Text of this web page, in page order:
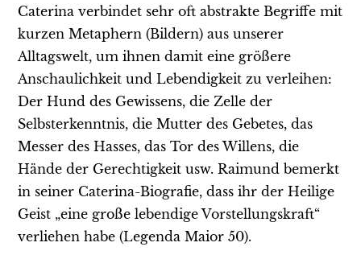
Caterina verbindet sehr oft abstrakte Begriffe mit
kurzen Metaphern (Bildern) aus unserer
Alltagswelt, um ihnen damit eine größere
Anschaulichkeit und Lebendigkeit zu verleihen:
Der Hund des Gewissens, die Zelle der
Selbsterkenntnis, die Mutter des Gebetes, das
Messer des Hasses, das Tor des Willens, die
Hände der Gerechtigkeit usw. Raimund bemerkt
in seiner Caterina-Biografie, dass ihr der Heilige
Geist „eine große lebendige Vorstellungskraft“
verliehen habe (Legenda Maior 50).